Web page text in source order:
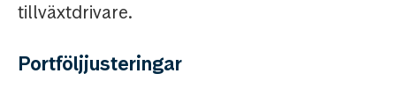
tillväxtdrivare.
Portföljjusteringar